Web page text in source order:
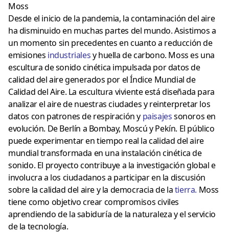
Moss
Desde el inicio de la pandemia, la contaminación del aire
ha disminuido en muchas partes del mundo. Asistimos a
un momento sin precedentes en cuanto a reducción de
emisiones industrialesy huella de carbono. Moss es una
escultura de sonido cinética impulsada por datos de
calidad del aire generados por el Índice Mundial de
Calidad del Aire. La escultura viviente está diseñada para
analizar el aire de nuestras ciudades y reinterpretar los
datos con patrones de respiración y paisajessonoros en
evolución. De Berlín a Bombay, Moscú y Pekín. El público
puede experimentar en tiempo real la calidad del aire
mundial transformada en una instalación cinética de
sonido. El proyecto contribuye a la investigación global e
involucra a los ciudadanos a participar en la discusión
sobre la calidad del aire y la democracia de latierra. Moss
tiene como objetivo crear compromisos civiles
aprendiendo de la sabiduría de la naturaleza y el servicio
de la tecnología.